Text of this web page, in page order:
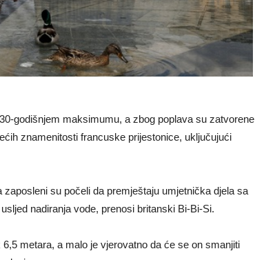
godišnjem maksimumu, a zbog poplava su zatvorene
znamenitosti francuske prijestonice, uključujući
su počeli da premještaju umjetnička djela sa
nadiranja vode, prenosi britanski Bi-Bi-Si.
metara, a malo je vjerovatno da će se on smanjiti